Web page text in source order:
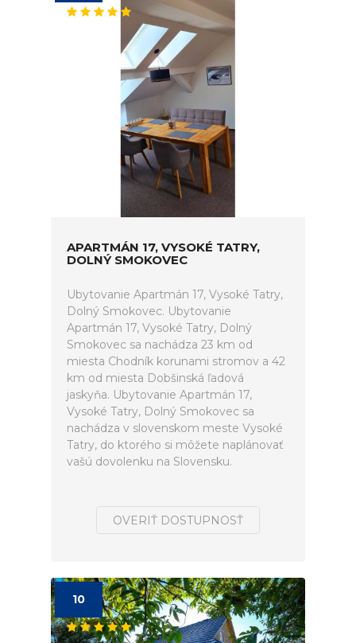
APARTMÁN 17, VYSOKÉ TATRY,
DOLNÝ SMOKOVEC
Ubytovanie Apartmán 17, Vysoké Tatry,
Dolný Smokovec. Ubytovanie
Apartmán 17, Vysoké Tatry, Dolný
Smokovec sa nachádza 23 km od
miesta Chodník korunami stromov a 42
km od miesta Dobšinská ľadová
jaskyňa. Ubytovanie Apartmán 17,
Vysoké Tatry, Dolný Smokovec sa
nachádza v slovenskom meste Vysoké
Tatry, do ktorého si môžete naplánovať
vašú dovolenku na Slovensku.
OVERIŤ DOSTUPNOSŤ
10